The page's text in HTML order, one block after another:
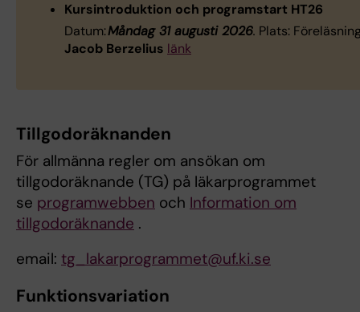
Kursintroduktion och programstart HT26
Datum:Måndag 31 augusti 2026. Plats:
Jacob Berzelius länk
Tillgodoräknanden
För allmänna regler om ansökan om
tillgodoräknande (TG) på läkarprogrammet
se programwebben och Information om
tillgodoräknande .
email: tg_lakarprogrammet@uf.ki.se
Funktionsvariation